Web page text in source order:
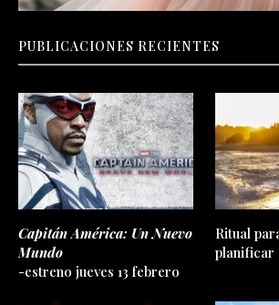
PUBLICACIONES RECIENTES
Capitán América: Un Nuevo
Mundo
-estreno jueves 13 febrero
Ritual
planificar